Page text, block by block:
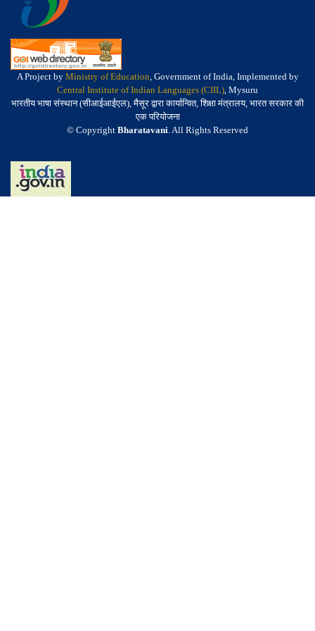
A Project by Ministry of Education , Government of India, Implemented by
Central Institute of Indian Languages (CIIL) , Mysuru
भारतीय भाषा संस्थान (सीआईआईएल), मैसूर द्वारा कार्यान्वित, शिक्षा मंत्रालय, भारत सरकार की
एक परियोजना
© Copyright Bharatavani . All Rights Reserved